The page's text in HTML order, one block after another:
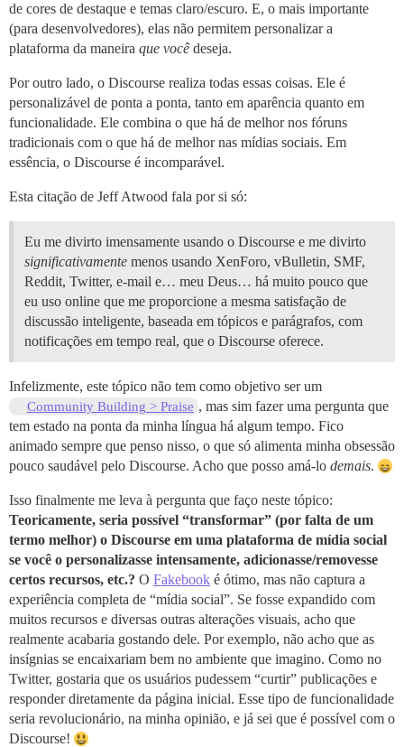
de cores de destaque e temas claro/escuro. E, o mais importante
(para desenvolvedores), elas não permitem personalizar a
plataforma da maneira que você deseja.
Por outro lado, o Discourse realiza todas essas coisas. Ele é
personalizável de ponta a ponta, tanto em aparência quanto em
funcionalidade. Ele combina o que há de melhor nos fóruns
tradicionais com o que há de melhor nas mídias sociais. Em
essência, o Discourse é incomparável.
Esta citação de Jeff Atwood fala por si só:
Eu me divirto imensamente usando o Discourse e me divirto
significativamente menos usando XenForo, vBulletin, SMF,
Reddit, Twitter, e-mail e… meu Deus… há muito pouco que
eu uso online que me proporcione a mesma satisfação de
discussão inteligente, baseada em tópicos e parágrafos, com
notificações em tempo real, que o Discourse oferece.
Infelizmente, este tópico não tem como objetivo ser um
Community Building > Praise , mas sim fazer uma pergunta que
tem estado na ponta da minha língua há algum tempo. Fico
animado sempre que penso nisso, o que só alimenta minha obsessão
pouco saudável pelo Discourse. Acho que posso amá-lo demais.
Isso finalmente me leva à pergunta que faço neste tópico:
Teoricamente, seria possível “transformar” (por falta de um
termo melhor) o Discourse em uma plataforma de mídia social
se você o personalizasse intensamente, adicionasse/removesse
certos recursos, etc.? O Fakebook é ótimo, mas não captura a
experiência completa de “mídia social”. Se fosse expandido com
muitos recursos e diversas outras alterações visuais, acho que
realmente acabaria gostando dele. Por exemplo, não acho que as
insígnias se encaixariam bem no ambiente que imagino. Como no
Twitter, gostaria que os usuários pudessem “curtir” publicações e
responder diretamente da página inicial. Esse tipo de funcionalidade
seria revolucionário, na minha opinião, e já sei que é possível com o
Discourse!